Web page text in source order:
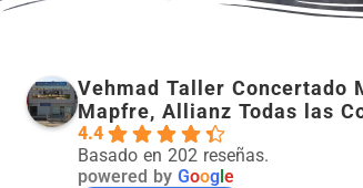
Vehmad Taller Concertado
Mapfre, Allianz Todas las
4.4
Basado en 202 reseñas.
powered by Google